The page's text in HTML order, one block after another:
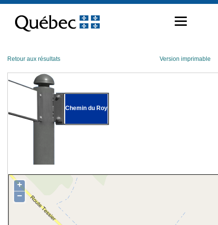
contenu
Retour aux résultats Version imprimable
Chemin du Roy
+
−